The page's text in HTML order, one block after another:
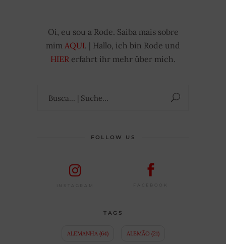
Oi, eu sou a Rode. Saiba mais sobre
mim AQUI. | Hallo, ich bin Rode und
HIER erfahrt ihr mehr über mich.
FOLLOW US
INSTAGRAM FACEBOOK
TAGS
ALEMANHA(64) ALEMÃO (21)